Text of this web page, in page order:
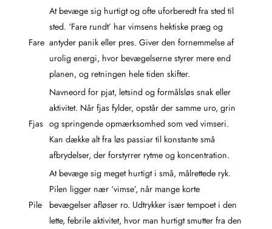
Fare
At bevæge sig hurtigt og ofte uforberedt fra sted til
sted. ‘Fare rundt’ har vimsens hektiske præg og
antyder panik eller pres. Giver den fornemmelse af
urolig energi, hvor bevægelserne styrer mere end
planen, og retningen hele tiden skifter.
Fjas
Navneord for pjat, letsind og formålsløs snak eller
aktivitet. Når fjas fylder, opstår der samme uro, grin
og springende opmærksomhed som ved vimseri.
Kan dække alt fra løs passiar til konstante små
afbrydelser, der forstyrrer rytme og koncentration.
Pile
At bevæge sig meget hurtigt i små, målrettede ryk.
Pilen ligger nær ‘vimse’, når mange korte
bevægelser afløser ro. Udtrykker især tempoet i den
lette, febrile aktivitet, hvor man hurtigt smutter fra den